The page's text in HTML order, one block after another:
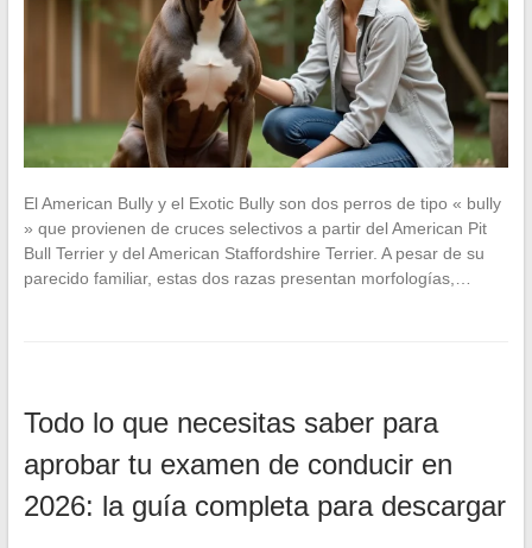
El American Bully y el Exotic Bully son dos perros de tipo « bully
» que provienen de cruces selectivos a partir del American Pit
Bull Terrier y del American Staffordshire Terrier. A pesar de su
parecido familiar, estas dos razas presentan morfologías,…
Todo lo que necesitas saber para
aprobar tu examen de conducir en
2026: la guía completa para descargar